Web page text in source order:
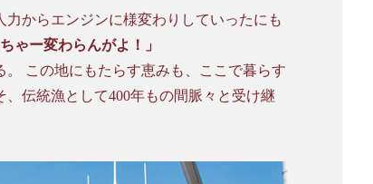
からエンジンに様変わりしていったにも
ゃー変わらんがよ！」
この地にもたらす恵みも、ここで暮らす
伝統漁として400年もの間脈々と受け継